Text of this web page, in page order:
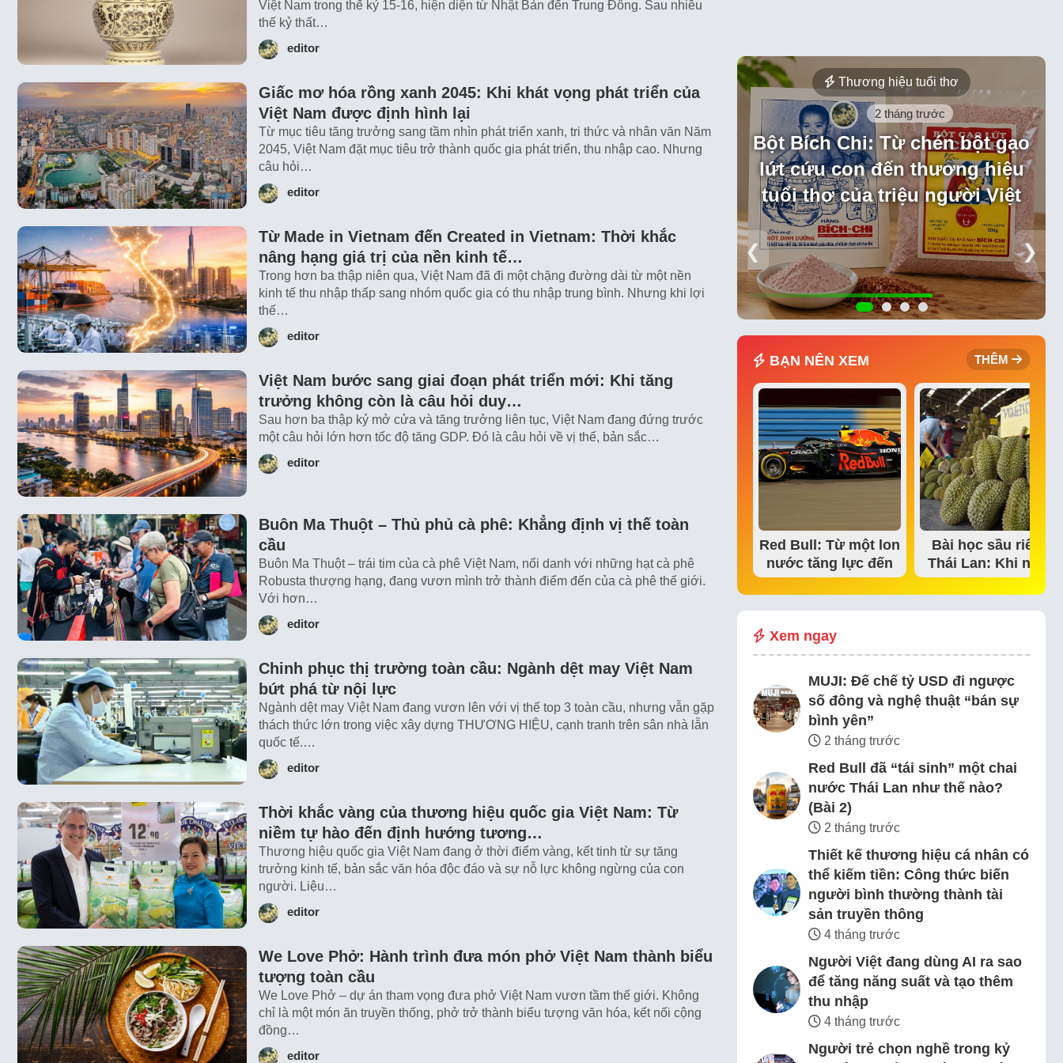
Việt Nam trong thế kỷ 15-16, hiện diện từ Nhật Bản đến Trung Đông. Sau nhiều
thế kỷ thất…
editor
Giấc mơ hóa rồng xanh 2045: Khi khát vọng phát triển của
Việt Nam được định hình lại
Từ mục tiêu tăng trưởng sang tầm nhìn phát triển xanh, tri thức và nhân văn Năm
2045, Việt Nam đặt mục tiêu trở thành quốc gia phát triển, thu nhập cao. Nhưng
câu hỏi…
editor
Từ Made in Vietnam đến Created in Vietnam: Thời khắc
nâng hạng giá trị của nền kinh tế…
Trong hơn ba thập niên qua, Việt Nam đã đi một chặng đường dài từ một nền
kinh tế thu nhập thấp sang nhóm quốc gia có thu nhập trung bình. Nhưng khi lợi
thế…
editor
Việt Nam bước sang giai đoạn phát triển mới: Khi tăng
trưởng không còn là câu hỏi duy…
Sau hơn ba thập kỷ mở cửa và tăng trưởng liên tục, Việt Nam đang đứng trước
một câu hỏi lớn hơn tốc độ tăng GDP. Đó là câu hỏi về vị thế, bản sắc…
editor
Buôn Ma Thuột – Thủ phủ cà phê: Khẳng định vị thế toàn
cầu
Buôn Ma Thuột – trái tim của cà phê Việt Nam, nổi danh với những hạt cà phê
Robusta thượng hạng, đang vươn mình trở thành điểm đến của cà phê thế giới.
Với hơn…
editor
Chinh phục thị trường toàn cầu: Ngành dệt may Việt Nam
bứt phá từ nội lực
Ngành dệt may Việt Nam đang vươn lên với vị thế top 3 toàn cầu, nhưng vẫn gặp
thách thức lớn trong việc xây dựng THƯƠNG HIỆU, cạnh tranh trên sân nhà lẫn
quốc tế.…
editor
Thời khắc vàng của thương hiệu quốc gia Việt Nam: Từ
niềm tự hào đến định hướng tương…
Thương hiệu quốc gia Việt Nam đang ở thời điểm vàng, kết tinh từ sự tăng
trưởng kinh tế, bản sắc văn hóa độc đáo và sự nỗ lực không ngừng của con
người. Liệu…
editor
We Love Phở: Hành trình đưa món phở Việt Nam thành biểu
tượng toàn cầu
We Love Phở – dự án tham vọng đưa phở Việt Nam vươn tầm thế giới. Không
chỉ là một món ăn truyền thống, phở trở thành biểu tượng văn hóa, kết nối cộng
đồng…
editor
Thương hiệu tuổi thơ
2 tháng trước
Bột Bích Chi: Từ chén bột gạo
lứt cứu con đến thương hiệu
tuổi thơ của triệu người Việt
❮ ❯
BẠN NÊN XEM THÊM
Red Bull: Từ một lon
nước tăng lực đến
đế chế thể…
Bài học sầu riêng
Thái Lan: Khi niềm
tin thị trường bắt…
Xem ngay
MUJI: Đế chế tỷ USD đi ngược
số đông và nghệ thuật “bán sự
bình yên”
2 tháng trước
Red Bull đã “tái sinh” một chai
nước Thái Lan như thế nào?
(Bài 2)
2 tháng trước
Thiết kế thương hiệu cá nhân có
thể kiếm tiền: Công thức biến
người bình thường thành tài
sản truyền thông
4 tháng trước
Người Việt đang dùng AI ra sao
để tăng năng suất và tạo thêm
thu nhập
4 tháng trước
Người trẻ chọn nghề trong kỷ